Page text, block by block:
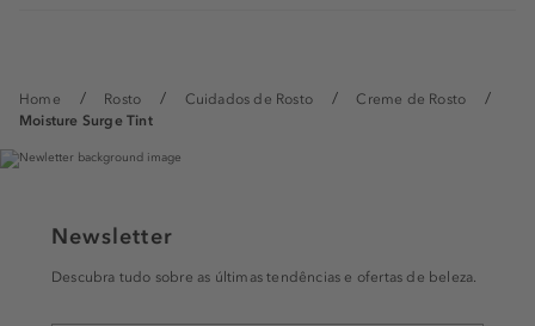
Home Rosto Cuidados de Rosto
Creme de Rosto
Moisture Surge Tint
Newsletter
Descubra tudo sobre as últimas tendências e ofertas de beleza.